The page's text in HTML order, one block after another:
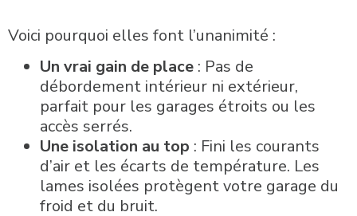
Voici pourquoi elles font l’unanimité :
Un vrai gain de place : Pas de
débordement intérieur ni extérieur,
parfait pour les garages étroits ou les
accès serrés.
Une isolation au top : Fini les courants
d’air et les écarts de température. Les
lames isolées protègent votre garage du
froid et du bruit.